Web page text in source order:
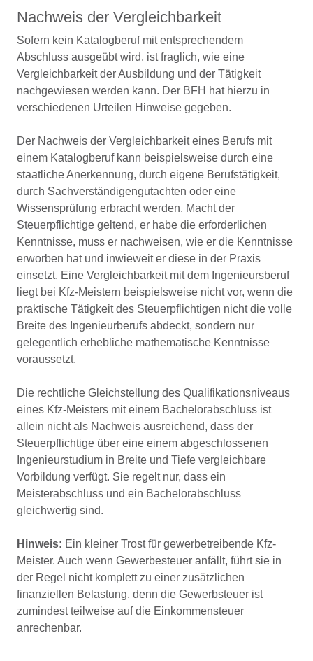
Nachweis der Vergleichbarkeit
Sofern kein Katalogberuf mit entsprechendem
Abschluss ausgeübt wird, ist fraglich, wie eine
Vergleichbarkeit der Ausbildung und der Tätigkeit
nachgewiesen werden kann. Der BFH hat hierzu in
verschiedenen Urteilen Hinweise gegeben.
Der Nachweis der Vergleichbarkeit eines Berufs mit
einem Katalogberuf kann beispielsweise durch eine
staatliche Anerkennung, durch eigene Berufstätigkeit,
durch Sachverständigengutachten oder eine
Wissensprüfung erbracht werden. Macht der
Steuerpflichtige geltend, er habe die erforderlichen
Kenntnisse, muss er nachweisen, wie er die Kenntnisse
erworben hat und inwieweit er diese in der Praxis
einsetzt. Eine Vergleichbarkeit mit dem Ingenieursberuf
liegt bei Kfz-Meistern beispielsweise nicht vor, wenn die
praktische Tätigkeit des Steuerpflichtigen nicht die volle
Breite des Ingenieurberufs abdeckt, sondern nur
gelegentlich erhebliche mathematische Kenntnisse
voraussetzt.
Die rechtliche Gleichstellung des Qualifikationsniveaus
eines Kfz-Meisters mit einem Bachelorabschluss ist
allein nicht als Nachweis ausreichend, dass der
Steuerpflichtige über eine einem abgeschlossenen
Ingenieurstudium in Breite und Tiefe vergleichbare
Vorbildung verfügt. Sie regelt nur, dass ein
Meisterabschluss und ein Bachelorabschluss
gleichwertig sind.
Hinweis: Ein kleiner Trost für gewerbetreibende Kfz-
Meister. Auch wenn Gewerbesteuer anfällt, führt sie in
der Regel nicht komplett zu einer zusätzlichen
finanziellen Belastung, denn die Gewerbsteuer ist
zumindest teilweise auf die Einkommensteuer
anrechenbar.